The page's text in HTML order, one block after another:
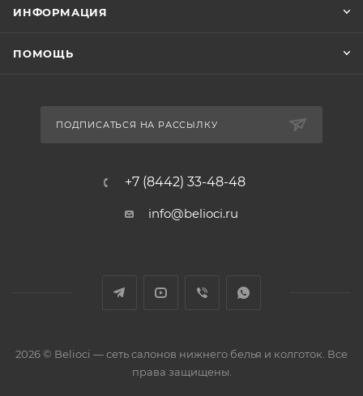
ИНФОРМАЦИЯ
ПОМОЩЬ
ПОДПИСАТЬСЯ НА РАССЫЛКУ
+7 (8442) 33-48-48
info@belioci.ru
2026 © Belioci — сеть салонов нижнего белья и колготок. Все
права защищены.